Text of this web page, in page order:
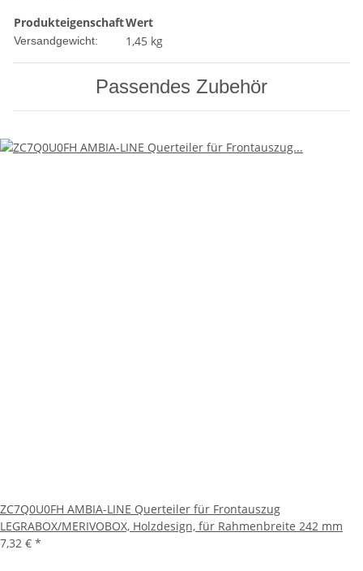
ProdukteigenschaftWert
Versandgewicht: 1,45 kg
Passendes Zubehör
ZC7Q0U0FH AMBIA-LINE Querteiler für Frontauszug
LEGRABOX/MERIVOBOX, Holzdesign, für Rahmenbreite 242 mm
7,32 € *